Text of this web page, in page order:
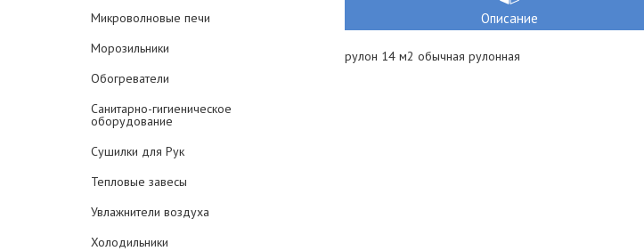
Микроволновые печи
Морозильники
Обогреватели
Санитарно-гигиеническое
оборудование
Сушилки для Рук
Тепловые завесы
Увлажнители воздуха
Холодильники
Описание
рулон 14 м2 обычная рулонная